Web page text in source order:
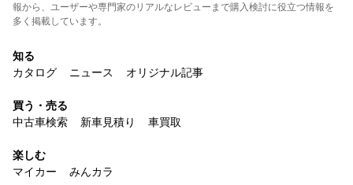
報から、ユーザーや専門家のリアルなレビューまで購入検討に役立つ情報を
多く掲載しています。
知る
カタログ
ニュース オリジナル記事
買う・売る
中古車検索
新車見積り 車買取
楽しむ
マイカー
みんカラ